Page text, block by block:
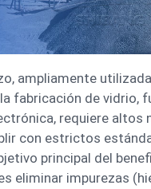
ampliamente
fabricación de vidrio,
requiere altos
con estrictos
principal del
eliminar impurezas